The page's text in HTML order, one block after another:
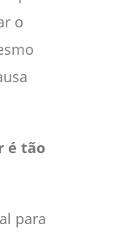
o
é tão
para